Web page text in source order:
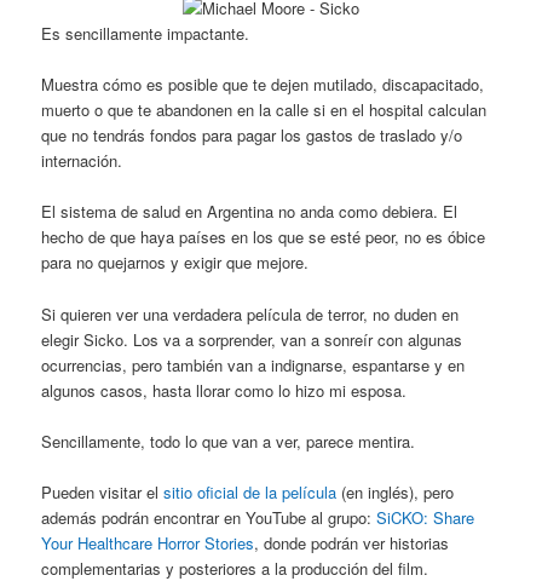
Es sencillamente impactante.
Muestra cómo es posible que te dejen mutilado, discapacitado,
muerto o que te abandonen en la calle si en el hospital calculan
que no tendrás fondos para pagar los gastos de traslado y/o
internación.
El sistema de salud en Argentina no anda como debiera. El
hecho de que haya países en los que se esté peor, no es óbice
para no quejarnos y exigir que mejore.
Si quieren ver una verdadera película de terror, no duden en
elegir Sicko. Los va a sorprender, van a sonreír con algunas
ocurrencias, pero también van a indignarse, espantarse y en
algunos casos, hasta llorar como lo hizo mi esposa.
Sencillamente, todo lo que van a ver, parece mentira.
Pueden visitar elsitio oficial de la película (en inglés), pero
además podrán encontrar en YouTube al grupo:SiCKO: Share
Your Healthcare Horror Stories, donde podrán ver historias
complementarias y posteriores a la producción del film.